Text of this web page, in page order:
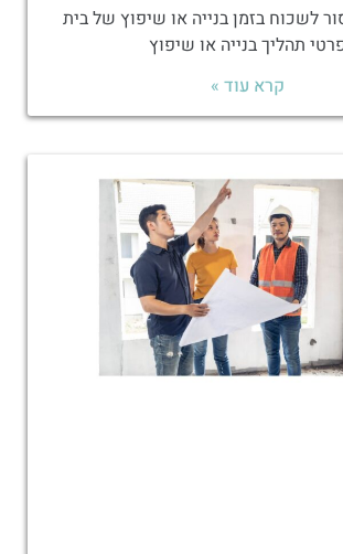
לשכוח בזמן בנייה או שיפוץ של בית
תהליך בנייה או שיפוץ
קרא עוד »